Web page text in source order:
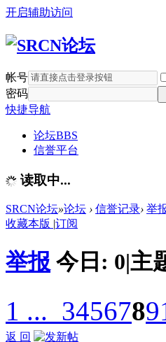
开启辅助访问
帐号
密码
快捷导航
论坛BBS
信誉平台
读取中...
SRCN论坛»论坛 › 信誉记录› 举
收藏本版 |订阅
举报 今日: 0|主
1 ... 3456789
返 回